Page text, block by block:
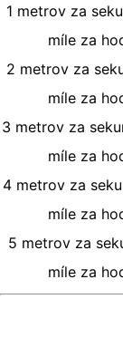
1 metrov za
míle za
2 metrov za
míle za
3 metrov za
míle za
4 metrov za
míle za
5 metrov za
míle za